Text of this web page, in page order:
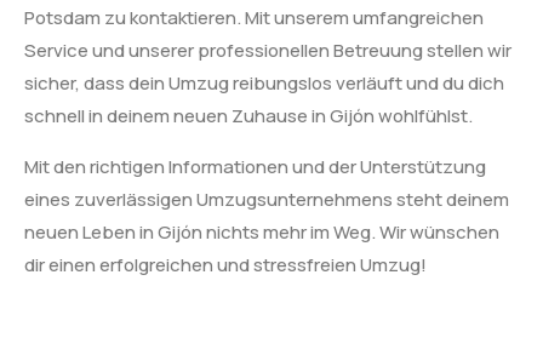
Potsdam zu kontaktieren. Mit unserem umfangreichen
Service und unserer professionellen Betreuung stellen wir
sicher, dass dein Umzug reibungslos verläuft und du dich
schnell in deinem neuen Zuhause in Gijón wohlfühlst.
Mit den richtigen Informationen und der Unterstützung
eines zuverlässigen Umzugsunternehmens steht deinem
neuen Leben in Gijón nichts mehr im Weg. Wir wünschen
dir einen erfolgreichen und stressfreien Umzug!